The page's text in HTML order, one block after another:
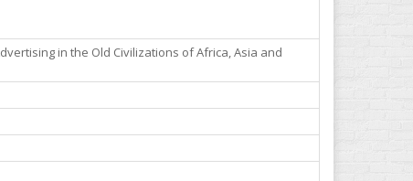
in the Old Civilizations of Africa, Asia and